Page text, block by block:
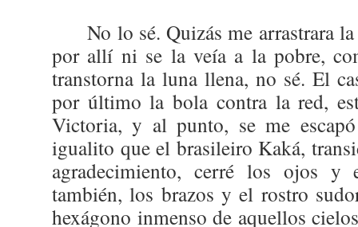
No lo sé. Quizás me arrastrara
por allí ni se la veía a la pobre,
transtorna la luna llena, no sé. El
por último la bola contra la red,
Victoria, y al punto, se me
igualito que el brasileiro Kaká,
agradecimiento, cerré los ojos y
también, los brazos y el rostro
hexágono inmenso de aquellos